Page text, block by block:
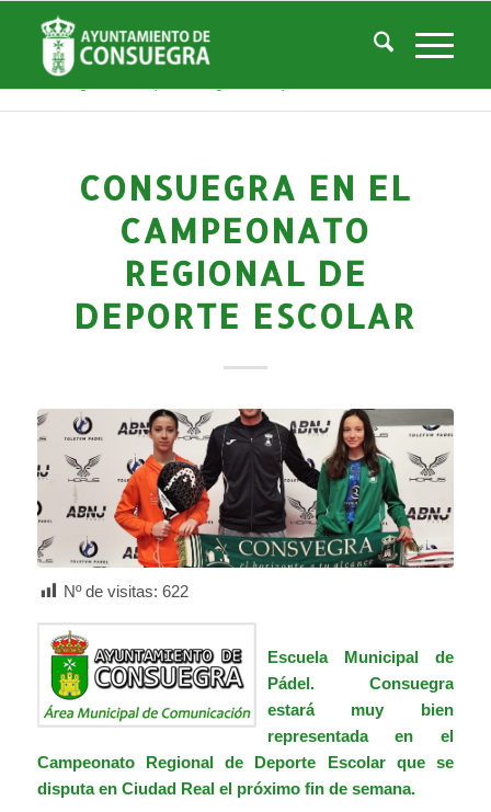
Noticias
Usted está aquí: Inicio / Noticias Deportes
Actividades deportivas /
CONSUEGRA EN EL
CAMPEONATO
REGIONAL DE
DEPORTE ESCOLAR
Nº de visitas: 622
Escuela Municipal de
Pádel. Consuegra
estará muy bien
representada en el
Campeonato Regional de Deporte Escolar que se
disputa en Ciudad Real el próximo fin de semana.